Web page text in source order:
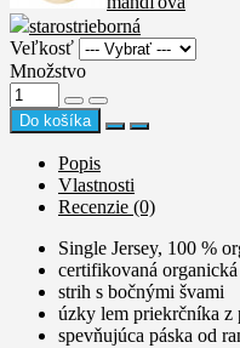
starostrieborná
Veľkosť
Množstvo
Do košíka
Popis
Vlastnosti
Recenzie (0)
Single Jersey, 100 %
certifikovaná
strih s bočnými švami
úzky lem priekrčníka z
spevňujúca páska od